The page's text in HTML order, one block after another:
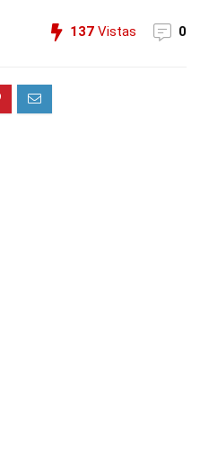
137 Vistas 0